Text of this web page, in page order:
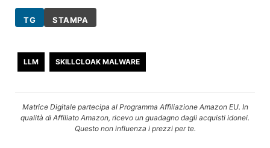
TG STAMPA
LLM SKILLCLOAK MALWARE
Matrice Digitale partecipa al Programma Affiliazione Amazon EU. In
qualità di Affiliato Amazon, ricevo un guadagno dagli acquisti idonei.
Questo non influenza i prezzi per te.